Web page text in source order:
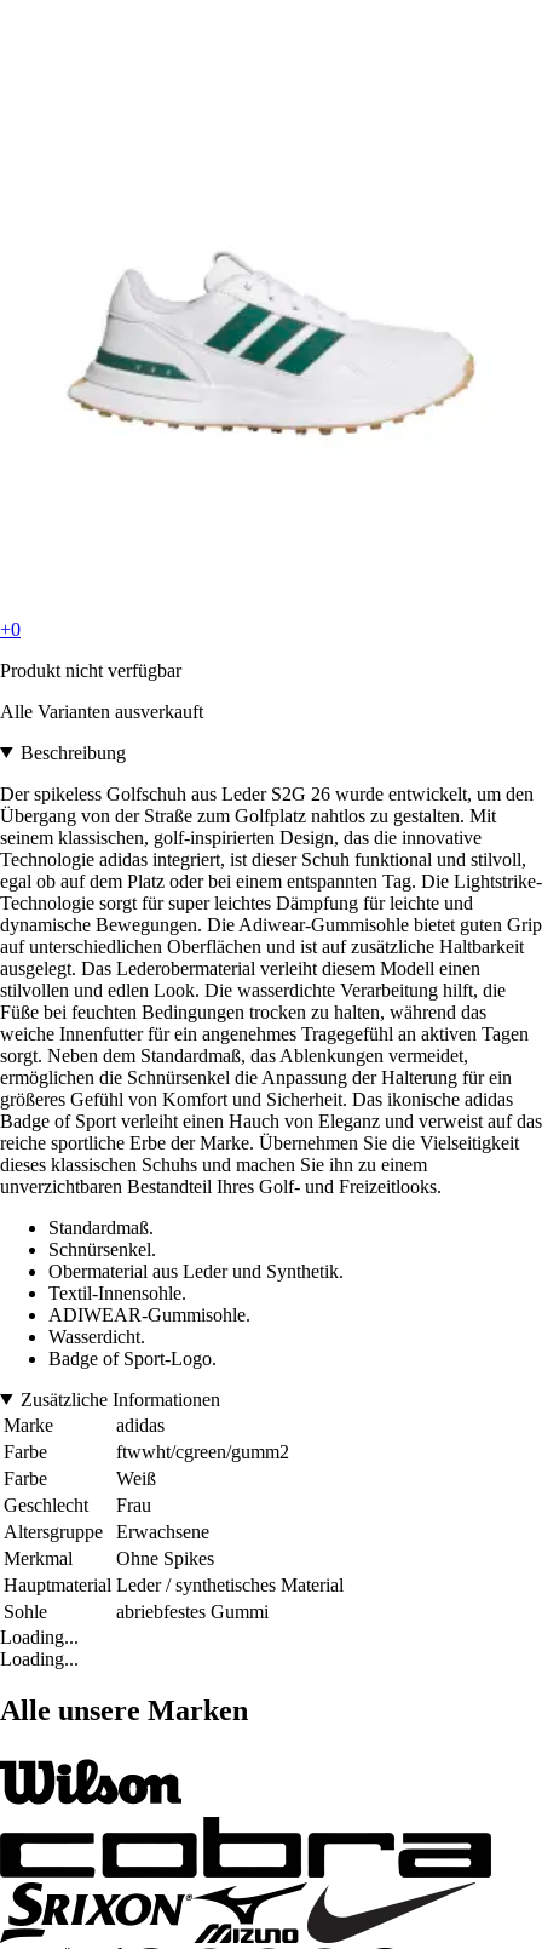
+0
Produkt nicht verfügbar
Alle Varianten ausverkauft
Beschreibung
Der spikeless Golfschuh aus Leder S2G 26 wurde entwickelt, um den
Übergang von der Straße zum Golfplatz nahtlos zu gestalten. Mit
seinem klassischen, golf-inspirierten Design, das die innovative
Technologie adidas integriert, ist dieser Schuh funktional und stilvoll,
egal ob auf dem Platz oder bei einem entspannten Tag. Die Lightstrike-
Technologie sorgt für super leichtes Dämpfung für leichte und
dynamische Bewegungen. Die Adiwear-Gummisohle bietet guten Grip
auf unterschiedlichen Oberflächen und ist auf zusätzliche Haltbarkeit
ausgelegt. Das Lederobermaterial verleiht diesem Modell einen
stilvollen und edlen Look. Die wasserdichte Verarbeitung hilft, die
Füße bei feuchten Bedingungen trocken zu halten, während das
weiche Innenfutter für ein angenehmes Tragegefühl an aktiven Tagen
sorgt. Neben dem Standardmaß, das Ablenkungen vermeidet,
ermöglichen die Schnürsenkel die Anpassung der Halterung für ein
größeres Gefühl von Komfort und Sicherheit. Das ikonische adidas
Badge of Sport verleiht einen Hauch von Eleganz und verweist auf das
reiche sportliche Erbe der Marke. Übernehmen Sie die Vielseitigkeit
dieses klassischen Schuhs und machen Sie ihn zu einem
unverzichtbaren Bestandteil Ihres Golf- und Freizeitlooks.
Standardmaß.
Schnürsenkel.
Obermaterial aus Leder und Synthetik.
Textil-Innensohle.
ADIWEAR-Gummisohle.
Wasserdicht.
Badge of Sport-Logo.
Zusätzliche Informationen
Marke
adidas
Farbe
ftwwht/cgreen/gumm2
Farbe
Weiß
Geschlecht
Frau
Altersgruppe
Erwachsene
Merkmal
Ohne Spikes
Hauptmaterial Leder / synthetisches Material
Sohle
abriebfestes Gummi
Loading...
Loading...
Alle unsere Marken